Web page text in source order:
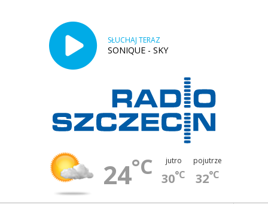
SŁUCHAJ TERAZ
SONIQUE - SKY
24°C jutro
30°C
pojutrze
32°C